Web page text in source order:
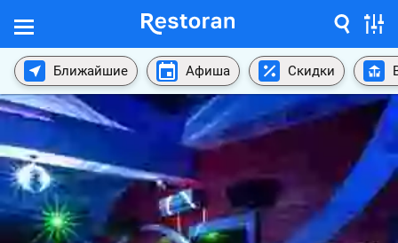
Ближайшие Афиша Скидки